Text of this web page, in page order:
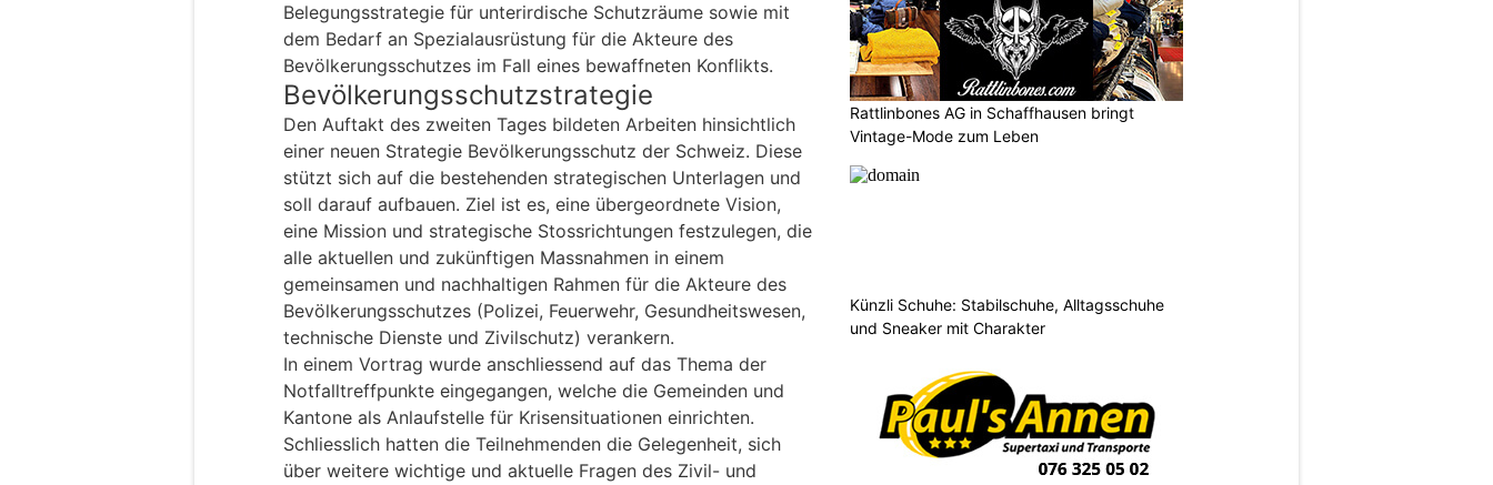
Belegungsstrategie für unterirdische Schutzräume sowie mit
dem Bedarf an Spezialausrüstung für die Akteure des
Bevölkerungsschutzes im Fall eines bewaffneten Konflikts.
Bevölkerungsschutzstrategie
Den Auftakt des zweiten Tages bildeten Arbeiten hinsichtlich
einer neuen Strategie Bevölkerungsschutz der Schweiz. Diese
stützt sich auf die bestehenden strategischen Unterlagen und
soll darauf aufbauen. Ziel ist es, eine übergeordnete Vision,
eine Mission und strategische Stossrichtungen festzulegen, die
alle aktuellen und zukünftigen Massnahmen in einem
gemeinsamen und nachhaltigen Rahmen für die Akteure des
Bevölkerungsschutzes (Polizei, Feuerwehr, Gesundheitswesen,
technische Dienste und Zivilschutz) verankern.
In einem Vortrag wurde anschliessend auf das Thema der
Notfalltreffpunkte eingegangen, welche die Gemeinden und
Kantone als Anlaufstelle für Krisensituationen einrichten.
Schliesslich hatten die Teilnehmenden die Gelegenheit, sich
über weitere wichtige und aktuelle Fragen des Zivil- und
Rattlinbones AG in Schaffhausen bringt
Vintage-Mode zum Leben
Künzli Schuhe: Stabilschuhe, Alltagsschuhe
und Sneaker mit Charakter